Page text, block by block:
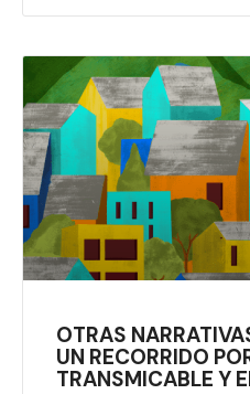
OTRAS
UN RECORRIDO
TRANSMICABLE Y